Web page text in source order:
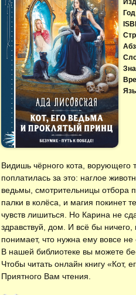
Видишь чёрного кота, ворующего
поплатилась за это: наглое
ведьмы, смотрительницы отбора
палки в колёса, и магия покинет
чувств лишиться. Но Карина не
здравствуй, дом. И всё бы
понимает, что нужна ему вовсе
В нашей библиотеке вы можете
Чтобы читать онлайн книгу «Кот,
Приятного Вам чтения.